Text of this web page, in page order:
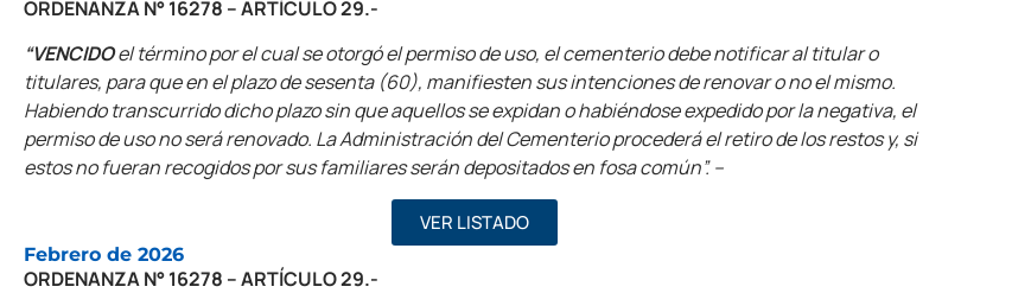
ORDENANZA N° 16278 – ARTÍCULO 29.-
“VENCIDOel término por el cual se otorgó el permiso de uso, el cementerio debe notificar al titular o
titulares, para que en el plazo de sesenta (60), manifiesten sus intenciones de renovar o no el mismo.
Habiendo transcurrido dicho plazo sin que aquellos se expidan o habiéndose expedido por la negativa, el
permiso de uso no será renovado. La Administración del Cementerio procederá el retiro de los restos y, si
estos no fueran recogidos por sus familiares serán depositados en fosa común”. –
VER LISTADO
Febrero de 2026
ORDENANZA N° 16278 – ARTÍCULO 29.-